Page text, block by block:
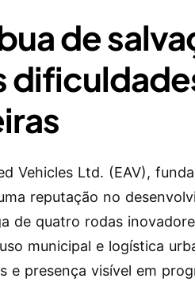
de
Vehicles Ltd. (EAV),
reputação no
de quatro rodas
municipal e logística
e presença visível em